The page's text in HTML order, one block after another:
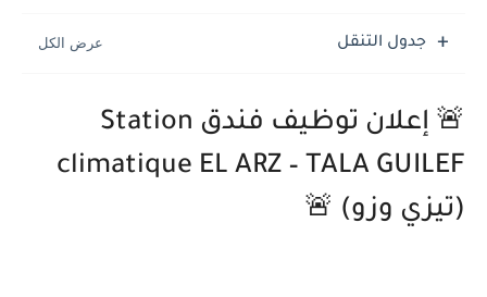
جدول التنقل
🚨 إعلان توظيف فندق Station
climatique EL ARZ – TALA GUILEF
(تيزي وزو) 🚨